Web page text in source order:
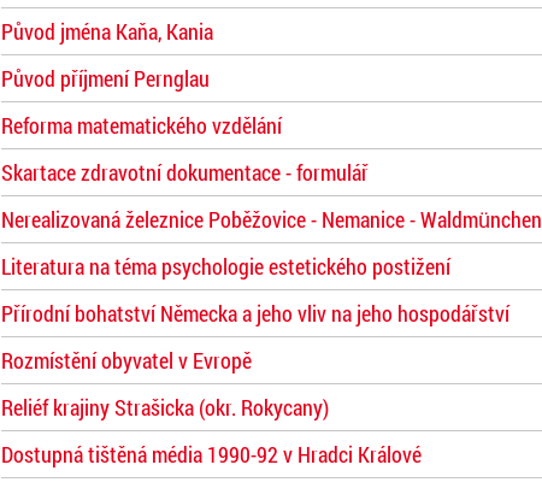
Původ jména Kaňa, Kania
Původ příjmení Pernglau
Reforma matematického vzdělání
Skartace zdravotní dokumentace - formulář
Nerealizovaná železnice Poběžovice - Nemanice - Waldmünchen
Literatura na téma psychologie estetického postižení
Přírodní bohatství Německa a jeho vliv na jeho hospodářství
Rozmístění obyvatel v Evropě
Reliéf krajiny Strašicka (okr. Rokycany)
Dostupná tištěná média 1990-92 v Hradci Králové